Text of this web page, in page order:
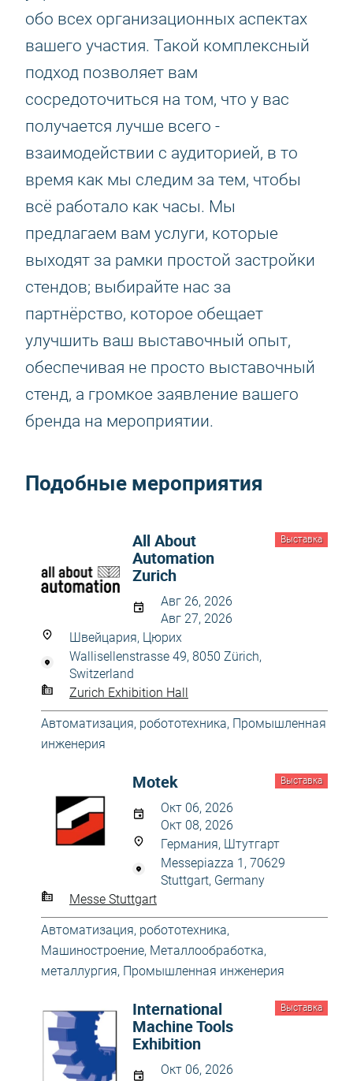
обо всех организационных аспектах
вашего участия. Такой комплексный
подход позволяет вам
сосредоточиться на том, что у вас
получается лучше всего -
взаимодействии с аудиторией, в то
время как мы следим за тем, чтобы
всё работало как часы. Мы
предлагаем вам услуги, которые
выходят за рамки простой застройки
стендов; выбирайте нас за
партнёрство, которое обещает
улучшить ваш выставочный опыт,
обеспечивая не просто выставочный
стенд, а громкое заявление вашего
бренда на мероприятии.
Подобные мероприятия
Выставка
All About
Automation
Zurich
Авг 26, 2026
Авг 27, 2026
Швейцария, Цюрих
Wallisellenstrasse 49, 8050 Zürich,
Switzerland
Zurich Exhibition Hall
Автоматизация, робототехника, Промышленная
инженерия
Выставка
Motek
Окт 06, 2026
Окт 08, 2026
Германия, Штутгарт
Messepiazza 1, 70629
Stuttgart, Germany
Messe Stuttgart
Автоматизация, робототехника,
Машиностроение, Металлообработка,
металлургия, Промышленная инженерия
Выставка
International
Machine Tools
Exhibition
Окт 06, 2026